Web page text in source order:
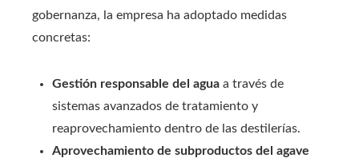
gobernanza, la empresa ha adoptado medidas
concretas:
Gestión responsable del agua a través de
sistemas avanzados de tratamiento y
reaprovechamiento dentro de las destilerías.
Aprovechamiento de subproductos del agave